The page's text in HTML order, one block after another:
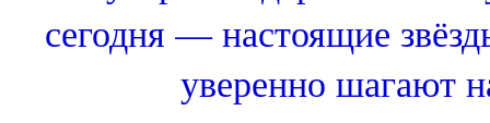
сегодня — настоящие
уверенно шагают